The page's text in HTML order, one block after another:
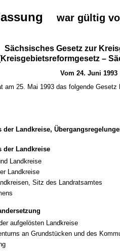
war gültig
Sächsisches Gesetz zur
–
Vom 24. Juni 1993
am 25. Mai 1993 das folgende Gesetz
der Landkreise,
der Landkreise
Landkreise
Landkreise
Sitz des Landratsamtes
aufgelösten Landkreise
an Grundstücken und des